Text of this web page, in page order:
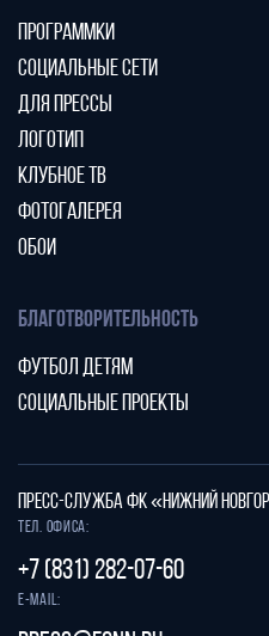
ПРОГРАММКИ
СОЦИАЛЬНЫЕ СЕТИ
ДЛЯ ПРЕССЫ
ЛОГОТИП
КЛУБНОЕ ТВ
ФОТОГАЛЕРЕЯ
ОБОИ
БЛАГОТВОРИТЕЛЬНОСТЬ
ФУТБОЛ ДЕТЯМ
СОЦИАЛЬНЫЕ ПРОЕКТЫ
ПРЕСС-СЛУЖБА ФК «НИЖНИЙ
Тел. офиса:
+7 (831) 282-07-60
E-mail: